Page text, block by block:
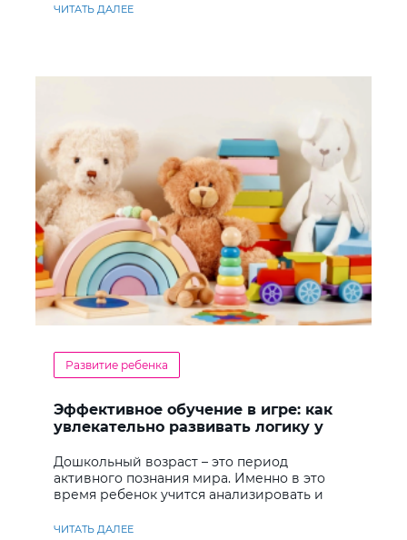
ЧИТАТЬ ДАЛЕЕ
Развитие ребенка
Эффективное обучение в игре: как
увлекательно развивать логику у
Дошкольный возраст – это период
активного познания мира. Именно в это
время ребенок учится анализировать и
ЧИТАТЬ ДАЛЕЕ